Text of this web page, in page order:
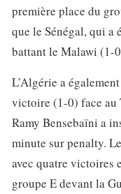
première place du
que le Sénégal, qui a
battant le Malawi (1-
L’Algérie a
victoire (1-0) face au
Ramy Bensebaïni a
minute sur penalty.
avec quatre victoires
groupe E devant la